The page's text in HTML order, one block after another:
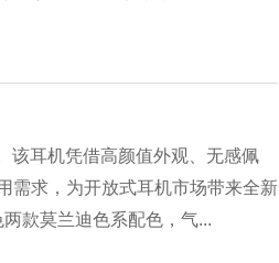
该耳机凭借高颜值外观、无感佩
需求，为开放式耳机市场带来全新
款莫兰迪色系配色，气...